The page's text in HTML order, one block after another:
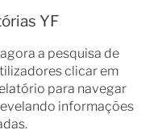
YF
a pesquisa de
clicar em
para navegar
informações